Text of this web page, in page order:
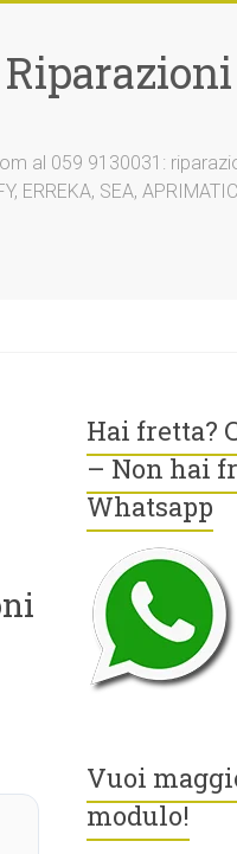
al 059 9130031:
SEA,
Hai fretta?
– Non hai
Whatsapp
Vuoi
modulo!